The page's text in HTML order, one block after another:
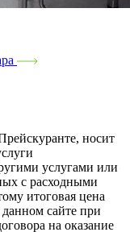
носит
услугами или
с расходными
итоговая цена
сайте при
на оказание